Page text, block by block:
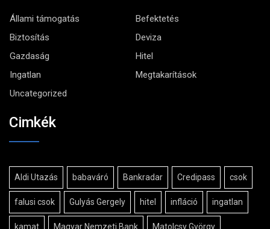
Állami támogatás
Befektetés
Biztosítás
Deviza
Gazdaság
Hitel
Ingatlan
Megtakarítások
Uncategorized
Cimkék
Aldi Utazás babaváró Bankradar Credipass csok
falusi csok Gulyás Gergely hitel infláció ingatlan
kamat Magyar Nemzeti Bank Matolcsy György